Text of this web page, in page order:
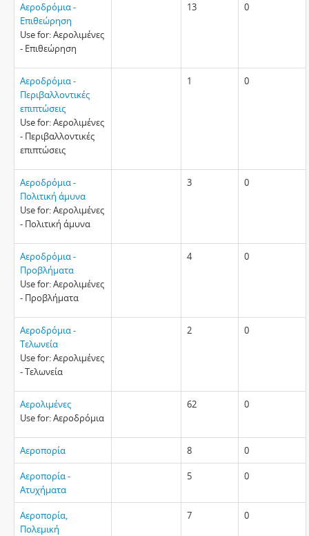
Αεροδρόμια -
Επιθεώρηση
Use for: Αερολιμένες
- Επιθεώρηση
13 0
Αεροδρόμια -
Περιβαλλοντικές
επιπτώσεις
Use for: Αερολιμένες
- Περιβαλλοντικές
επιπτώσεις
1 0
Αεροδρόμια -
Πολιτική άμυνα
Use for: Αερολιμένες
- Πολιτική άμυνα
3 0
Αεροδρόμια -
Προβλήματα
Use for: Αερολιμένες
- Προβλήματα
4 0
Αεροδρόμια -
Τελωνεία
Use for: Αερολιμένες
- Τελωνεία
2 0
Αερολιμένες
Use for: Αεροδρόμια
62 0
Αεροπορία 8 0
Αεροπορία -
Ατυχήματα
5 0
Αεροπορία,
Πολεμική
7 0